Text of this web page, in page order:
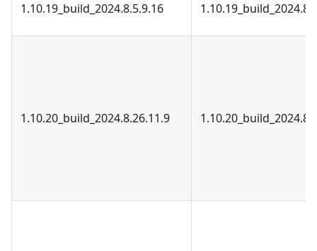
1.10.19_build_2024.8.5.9.16
1.10.20_build_2024.8.26.11.9